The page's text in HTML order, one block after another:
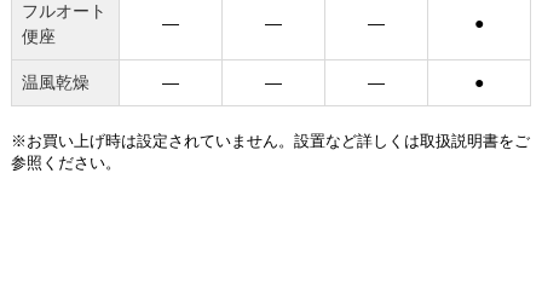
フルオート
便座
― ― ― ●
温風乾燥 ― ― ― ●
※お買い上げ時は設定されていません。設置など詳しくは取扱説明書をご
参照ください。